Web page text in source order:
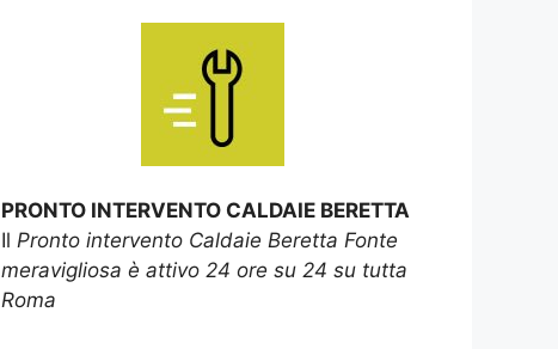
PRONTO INTERVENTO CALDAIE BERETTA
Il Pronto intervento Caldaie Beretta Fonte
meravigliosa è attivo 24 ore su 24 su tutta
Roma